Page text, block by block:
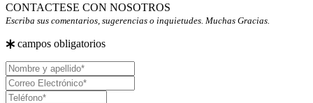
CONTACTESE CON NOSOTROS
Escriba sus comentarios, sugerencias o inquietudes. Muchas Gracias.
campos obligatorios
Nombre
y
apellido
Correo
Electrónico
Teléfono